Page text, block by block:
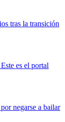
tras la transición
es el portal
negarse a bailar